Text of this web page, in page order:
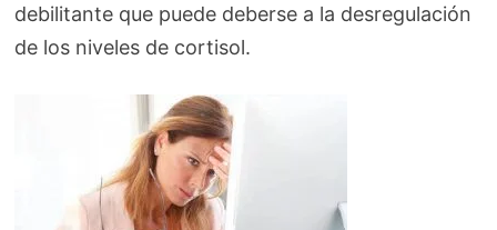
debilitante que puede deberse a la desregulación
de los niveles de cortisol.